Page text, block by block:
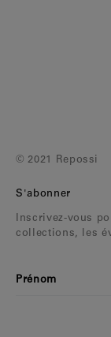
S'abonner
Inscrivez-vous
collections, les
Prénom
© 2021 Repossi